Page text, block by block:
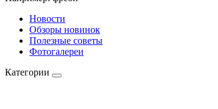
Новости
Обзоры новинок
Полезные советы
Фотогалереи
Категории